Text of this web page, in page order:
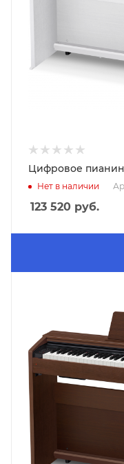
Цифровое
Нет в наличии
123 520 руб.